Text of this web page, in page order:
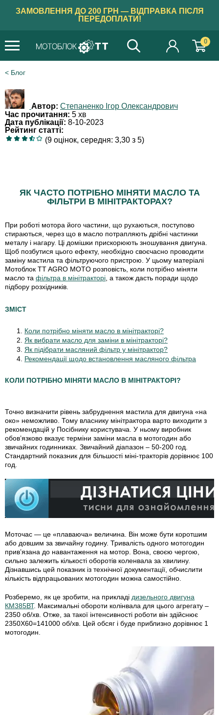
ЗАМОВЛЕННЯ ДО 200 ГРН — ВІДПРАВКА ПІСЛЯ
ПЕРЕДОПЛАТИ!
0
Блог
Автор: Степаненко Ігор Олександрович
Час прочитання: 5 хв
Дата публікації: 8-10-2023
Рейтинг статті:
(9 оцінок, середня: 3,30 з 5)
ЯК ЧАСТО ПОТРІБНО МІНЯТИ МАСЛО ТА
ФІЛЬТРИ В МІНІТРАКТОРАХ?
При роботі мотора його частини, що рухаються, поступово
стираються, через що в масло потрапляють дрібні частинки
металу і нагару. Ці домішки прискорюють зношування двигуна.
Щоб позбутися цього ефекту, необхідно своєчасно проводити
заміну мастила та фільтруючого пристрою. У цьому матеріалі
Мотоблок TT AGRO MOTO розповість, коли потрібно міняти
масло та фільтра в мінітракторі , а також дасть поради щодо
підбору розхідників.
ЗМІСТ
Коли потрібно міняти масло в мінітракторі?
Як вибрати масло для заміни в мінітракторі?
Як підібрати масляний фільтр у мінітрактор?
Рекомендації щодо встановлення масляного фільтра
КОЛИ ПОТРІБНО МІНЯТИ МАСЛО В МІНІТРАКТОРІ?
Точно визначити рівень забруднення мастила для двигуна «на
око» неможливо. Тому власнику мінітрактора варто виходити з
рекомендацій у Посібнику користувача. У ньому виробник
обов’язково вказує терміни заміни масла в мотогодин або
звичайних годинниках. Звичайний діапазон – 50-200 год.
Стандартний показник для більшості міні-тракторів дорівнює 100
год.
Моточас — це «плаваюча» величина. Він може бути коротшим
або довшим за звичайну годину. Тривалість одного мотогодин
прив’язана до навантаження на мотор. Вона, своєю чергою,
сильно залежить кількості оборотів коленвала за хвилину.
Дізнавшись цей показник із технічної документації, обчислити
кількість відпрацьованих мотогодин можна самостійно.
Розберемо, як це зробити, на прикладі дизельного двигуна
КМ385ВТ. Максимальні обороти колінвала для цього агрегату –
2350 об/хв. Отже, за такої інтенсивності роботи він здійснює
2350Х60=141000 об/хв. Цей обсяг і буде приблизно дорівнює 1
мотогодин.